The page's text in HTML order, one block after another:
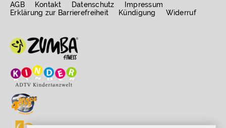
AGB Kontakt Datenschutz
Impressum
Erklärung zur Barrierefreiheit
Kündigung Widerruf